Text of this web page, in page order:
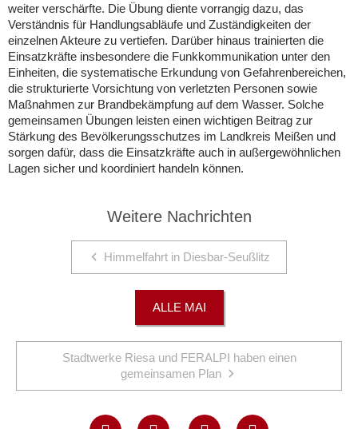
weiter verschärfte. Die Übung diente vorrangig dazu, das
Verständnis für Handlungsabläufe und Zuständigkeiten der
einzelnen Akteure zu vertiefen. Darüber hinaus trainierten die
Einsatzkräfte insbesondere die Funkkommunikation unter den
Einheiten, die systematische Erkundung von Gefahrenbereichen,
die strukturierte Vorsichtung von verletzten Personen sowie
Maßnahmen zur Brandbekämpfung auf dem Wasser. Solche
gemeinsamen Übungen leisten einen wichtigen Beitrag zur
Stärkung des Bevölkerungsschutzes im Landkreis Meißen und
sorgen dafür, dass die Einsatzkräfte auch in außergewöhnlichen
Lagen sicher und koordiniert handeln können.
Weitere Nachrichten
Himmelfahrt in Diesbar-Seußlitz
ALLE MAI
Stadtwerke Riesa und FERALPI haben einen
gemeinsamen Plan